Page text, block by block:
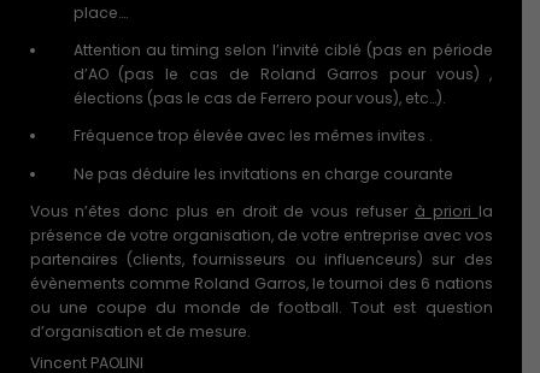
place….
Attention au timing selon l’invité ciblé (pas en période
d’AO (pas le cas de Roland Garros pour vous) ,
élections (pas le cas de Ferrero pour vous), etc…).
Fréquence trop élevée avec les mêmes invites .
Ne pas déduire les invitations en charge courante
Vous n’êtes donc plus en droit de vous refuser à priori la
présence de votre organisation, de votre entreprise avec vos
partenaires (clients, fournisseurs ou influenceurs) sur des
évènements comme Roland Garros, le tournoi des 6 nations
ou une coupe du monde de football. Tout est question
d’organisation et de mesure.
Vincent PAOLINI